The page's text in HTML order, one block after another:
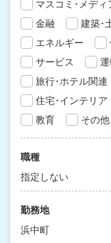
マスコミ･メディ
金融
建築･
エネルギー
サービス
旅行･ホテル関連
住宅･インテリア
教育
その他
職種
指定しない
勤務地
浜中町